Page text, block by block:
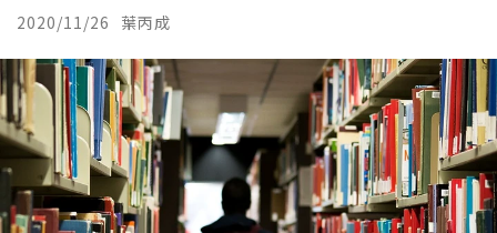
2020/11/26 葉丙成